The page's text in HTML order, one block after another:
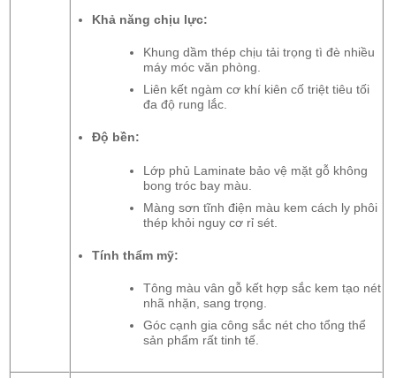
Khả năng chịu lực:
Khung dầm thép chịu tải trọng tì đè nhiều
máy móc văn phòng.
Liên kết ngàm cơ khí kiên cố triệt tiêu tối
đa độ rung lắc.
Độ bền:
Lớp phủ Laminate bảo vệ mặt gỗ không
bong tróc bay màu.
Màng sơn tĩnh điện màu kem cách ly phôi
thép khỏi nguy cơ rỉ sét.
Tính thẩm mỹ:
Tông màu vân gỗ kết hợp sắc kem tạo nét
nhã nhặn, sang trọng.
Góc cạnh gia công sắc nét cho tổng thể
sản phẩm rất tinh tế.